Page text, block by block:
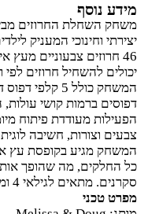
מידע נוסף
יצירתי וחינוכי המעניק
46 חרוזים צבעוניים
יכולים להשחיל חרוזים לפי
דפוסים ברמות קושי
הפעילות מעודדת פיתוח
צבעים וצורות, חשיבה
המשחק מגיע בקופסת עץ
כל החלקים, מה שהופך
סקרנים. מתאים לגילאי 4 ומעלה.
מפרט טכני